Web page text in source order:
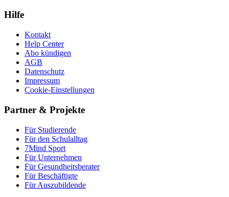
Hilfe
Kontakt
Help Center
Abo kündigen
AGB
Datenschutz
Impressum
Cookie-Einstellungen
Partner & Projekte
Für Stu­die­rende
Für den Schulalltag
7Mind Sport
Für Unter­neh­men
Für Gesund­heits­be­ra­ter
Für Beschäftigte
Für Auszubildende